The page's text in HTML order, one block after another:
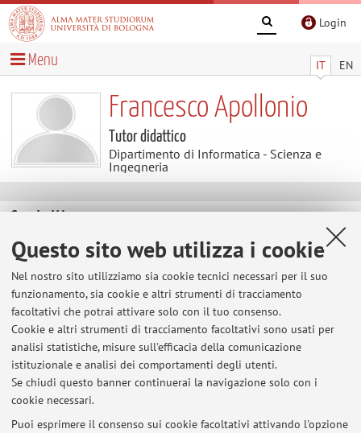
Questo sito web utilizza i cookie
Nel nostro sito utilizziamo sia cookie tecnici necessari per il suo
funzionamento, sia cookie e altri strumenti di tracciamento
facoltativi che potrai attivare solo con il tuo consenso.
Cookie e altri strumenti di tracciamento facoltativi sono usati per
analisi statistiche, misure sull'efficacia della comunicazione
istituzionale e analisi dei comportamenti degli utenti.
Se chiudi questo banner continuerai la navigazione solo con i
cookie necessari.
Puoi esprimere il consenso sui cookie facoltativi attivando l'opzione
Login
IT EN
Menu
Francesco Apollonio
Tutor didattico
Dipartimento di Informatica - Scienza e
Ingegneria
Contatti
E-mail: francesco.apollonio2@unibo.it
Dipartimento di Informatica - Scienza e Ingegneria
Mura Anteo Zamboni 7, Bologna -Vai alla mappa
Ultimi avvisi